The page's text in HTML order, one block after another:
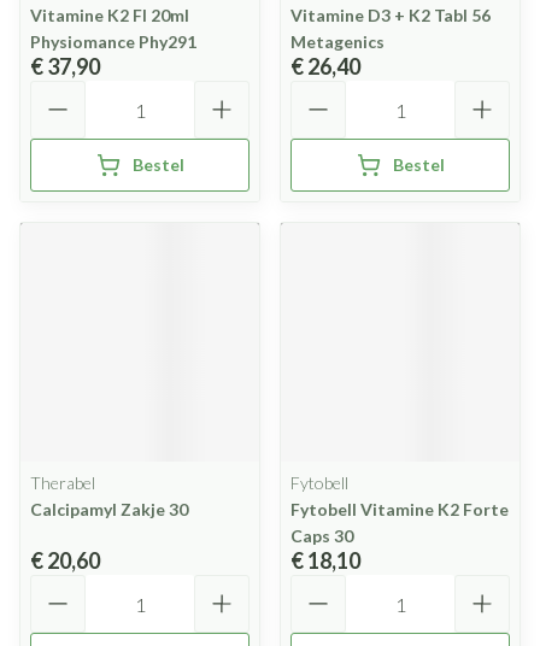
Vitamine K2 Fl 20ml
Physiomance Phy291
€ 37,90
Bestel
Vitamine D3 + K2 Tabl 56
Metagenics
€ 26,40
Bestel
Therabel
Calcipamyl Zakje 30
€ 20,60
Fytobell
Fytobell Vitamine K2 Forte
Caps 30
€ 18,10